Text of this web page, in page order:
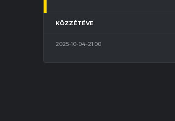
KÖZZÉTÉVE
2025-10-04-21:00